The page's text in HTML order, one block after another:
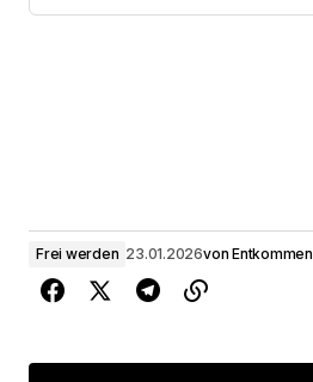
Frei werden 23.01.2026von Entkommen